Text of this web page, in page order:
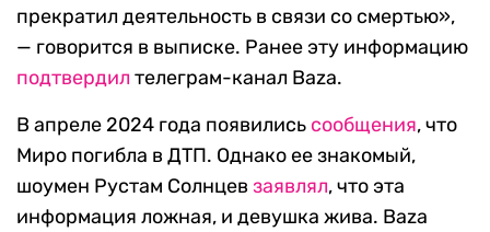
прекратил деятельность в связи со смертью»,
— говорится в выписке. Ранее эту информацию
подтвердил телеграм-канал Baza.
В апреле 2024 года появились сообщения, что
Миро погибла в ДТП. Однако ее знакомый,
шоумен Рустам Солнцев заявлял, что эта
информация ложная, и девушка жива. Baza